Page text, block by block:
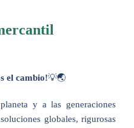
el cambio!💡🌏
y a las generaciones
globales, rigurosas